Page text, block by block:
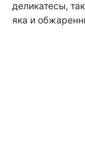
деликатесы,
яка и